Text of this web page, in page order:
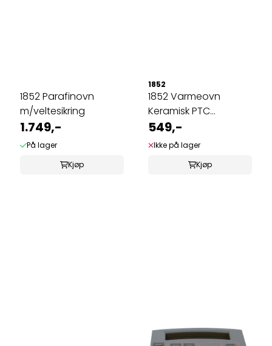
1852 Parafinovn
m/veltesikring
1.749,-
På lager
Kjøp
1852
1852 Varmeovn
Keramisk PTC
900/1500W
549,-
Ikke på lager
Kjøp